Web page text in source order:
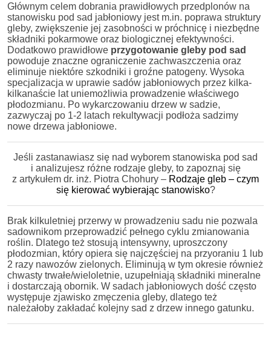
Głównym celem dobrania prawidłowych przedplonów na
stanowisku pod sad jabłoniowy jest m.in. poprawa struktury
gleby, zwiększenie jej zasobności w próchnicę i niezbędne
składniki pokarmowe oraz biologicznej efektywności.
Dodatkowo prawidłowe przygotowanie gleby pod sad
powoduje znaczne ograniczenie zachwaszczenia oraz
eliminuje niektóre szkodniki i groźne patogeny. Wysoka
specjalizacja w uprawie sadów jabłoniowych przez kilka-
kilkanaście lat uniemożliwia prowadzenie właściwego
płodozmianu. Po wykarczowaniu drzew w sadzie,
zazwyczaj po 1-2 latach rekultywacji podłoża sadzimy
nowe drzewa jabłoniowe.
Jeśli zastanawiasz się nad wyborem stanowiska pod sad
i analizujesz różne rodzaje gleby, to zapoznaj się
z artykułem dr. inż. Piotra Chohury – Rodzaje gleb – czym
się kierować wybierając stanowisko?
Brak kilkuletniej przerwy w prowadzeniu sadu nie pozwala
sadownikom przeprowadzić pełnego cyklu zmianowania
roślin. Dlatego też stosują intensywny, uproszczony
płodozmian, który opiera się najczęściej na przyoraniu 1 lub
2 razy nawozów zielonych. Eliminują w tym okresie również
chwasty trwałe/wieloletnie, uzupełniają składniki mineralne
i dostarczają obornik. W sadach jabłoniowych dość często
występuje zjawisko zmęczenia gleby, dlatego też
należałoby zakładać kolejny sad z drzew innego gatunku.